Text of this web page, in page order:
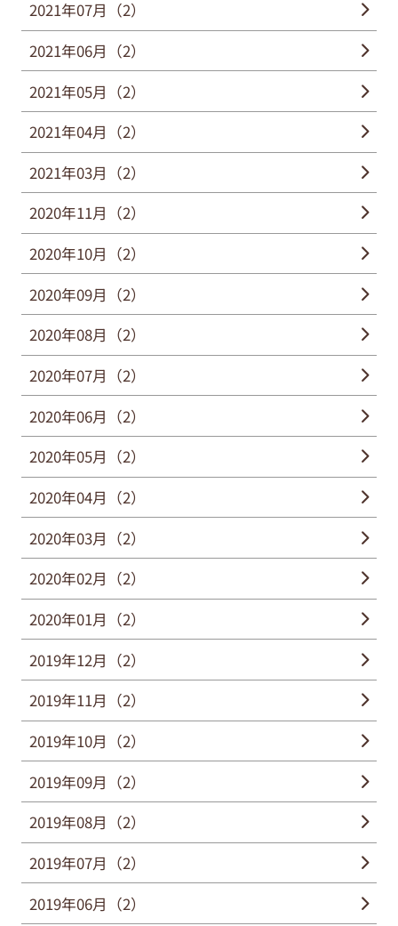
2021年07月（2）
2021年06月（2）
2021年05月（2）
2021年04月（2）
2021年03月（2）
2020年11月（2）
2020年10月（2）
2020年09月（2）
2020年08月（2）
2020年07月（2）
2020年06月（2）
2020年05月（2）
2020年04月（2）
2020年03月（2）
2020年02月（2）
2020年01月（2）
2019年12月（2）
2019年11月（2）
2019年10月（2）
2019年09月（2）
2019年08月（2）
2019年07月（2）
2019年06月（2）